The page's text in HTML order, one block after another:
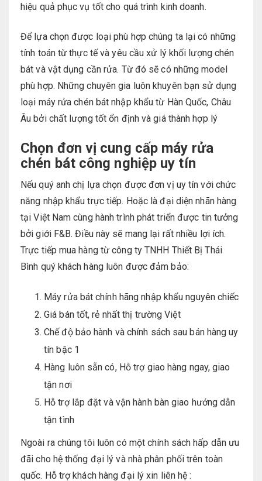
hiệu quả phục vụ tốt cho quá trình kinh doanh.
Để lựa chọn được loại phù hợp chúng ta lại có những
tính toán từ thực tế và yêu cầu xử lý khối lượng chén
bát và vật dụng cần rửa. Từ đó sẽ có những model
phù hợp. Những chuyên gia luôn khuyên bạn sử dụng
loại máy rửa chén bát nhập khẩu từ Hàn Quốc, Châu
Âu bởi chất lượng tốt ổn định và giá thành hợp lý
Chọn đơn vị cung cấp máy rửa
chén bát công nghiệp uy tín
Nếu quý anh chị lựa chọn được đơn vị uy tín với chức
năng nhập khẩu trực tiếp. Hoặc là đại diện nhãn hàng
tại Việt Nam cùng hành trình phát triển được tin tưởng
bởi giới F&B. Điều này sẽ mang lại rất nhiều lợi ích.
Trực tiếp mua hàng từ công ty TNHH Thiết Bị Thái
Bình quý khách hàng luôn được đảm bảo:
Máy rửa bát chính hãng nhập khẩu nguyên chiếc
Giá bán tốt, rẻ nhất thị trường Việt
Chế độ bảo hành và chính sách sau bán hàng uy
tín bậc 1
Hàng luôn sẵn có, Hỗ trợ giao hàng ngay, giao
tận nơi
Hỗ trợ lắp đặt và vận hành bàn giao hướng dẫn
tận tình
Ngoài ra chúng tôi luôn có một chính sách hấp dẫn ưu
đãi cho hệ thống đại lý và nhà phân phối trên toàn
quốc. Hỗ trợ khách hàng đại lý xin liên hệ :